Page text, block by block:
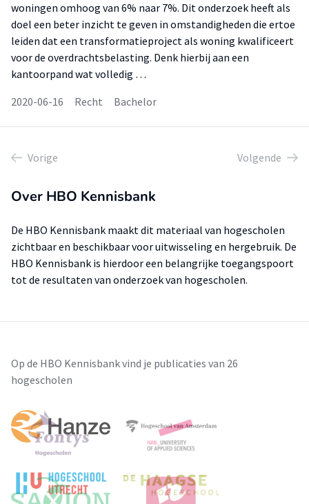
woningen omhoog van 6% naar 7%. Dit onderzoek heeft als
doel een beter inzicht te geven in omstandigheden die ertoe
leiden dat een transformatieproject als woning kwalificeert
voor de overdrachtsbelasting. Denk hierbij aan een
kantoorpand wat volledig …
2020-06-16
Recht Bachelor
Vorige Volgende
Over HBO Kennisbank
De HBO Kennisbank maakt dit materiaal van hogescholen
zichtbaar en beschikbaar voor uitwisseling en hergebruik. De
HBO Kennisbank is hierdoor een belangrijke toegangspoort
tot de resultaten van onderzoek van hogescholen.
Op de HBO Kennisbank vind je publicaties van 26
hogescholen